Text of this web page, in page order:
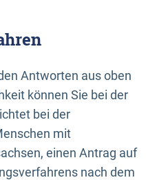
Antworten aus oben
können Sie bei der
bei der
mit
einen Antrag auf
nach dem